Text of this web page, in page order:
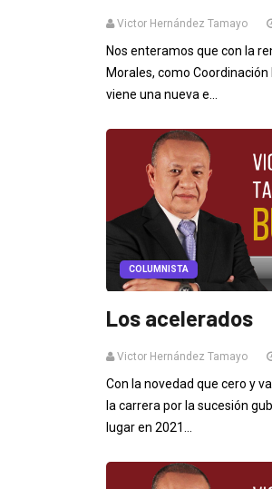
Victor Hernández Tamayo
Nos enteramos que con la
Morales, como
viene una nueva e...
COLUMNISTA
Los acelerados
Victor Hernández Tamayo
Con la novedad que cero y
la carrera por la sucesión
lugar en 2021...